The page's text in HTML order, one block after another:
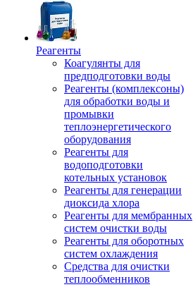
Реагенты
Коагулянты для
предподготовки воды
Реагенты (комплексоны)
для обработки воды и
промывки
теплоэнергетического
оборудования
Реагенты для
водоподготовки
котельных установок
Реагенты для генерации
диоксида хлора
Реагенты для мембранных
систем очистки воды
Реагенты для оборотных
систем охлаждения
Средства для очистки
теплообменников